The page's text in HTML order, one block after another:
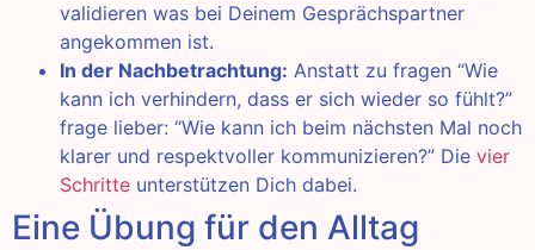
validieren was bei Deinem Gesprächspartner
angekommen ist.
In der Nachbetrachtung: Anstatt zu fragen “Wie
kann ich verhindern, dass er sich wieder so fühlt?”
frage lieber: “Wie kann ich beim nächsten Mal noch
klarer und respektvoller kommunizieren?” Die vier
Schritte unterstützen Dich dabei.
Eine Übung für den Alltag